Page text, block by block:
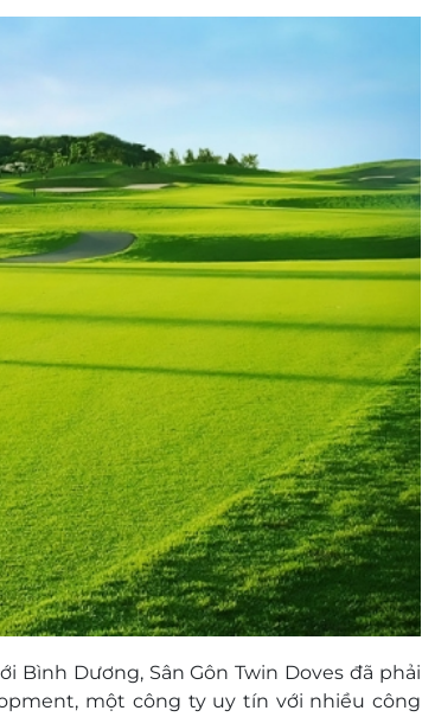
Dương, Sân Gôn Twin Doves đã phải
một công ty uy tín với nhiều công